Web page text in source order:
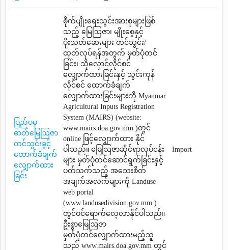
ပြည်ပမှ
ဓာတ်မြေဩဇာ
တင်သွင်းခွင့်
ထောက်ခံချက်
လျှောက်ထား
ခြင်း
စိုက်ပျိုးရေးသွင်းအားစုများဖြစ်
သည့် မြေဩဇာ၊ မျိုးစေ့နှင့်
ပိုးသတ်ဆေးများ တင်သွင်း/
ထုတ်လုပ်ရန်အတွက် မှတ်ပုံတင်
ခြင်း၊ သိုလှောင်လိုင်စင်
လျှောက်ထားခြင်းနှင့် သွင်းကုန်
လိုင်စင် ထောက်ခံချက်‌
လျှောက်ထားခြင်းများကို Myanmar
Agricultural Inputs Registration
System (MAIRS) (website:
www.mairs.doa.gov.mm )တွင်
online ဖြင့်လျှောက်ထား နိုင်
ပါသည်။ မြေဩဇာဆိုင်ရာလုပ်ငန်း
များ မှတ်ပုံတင်ဆောင်ရွက်ခြင်းနှင့်
ပတ်သက်သည့် အသေးစိတ်
အချက်အလက်များကို Landuse
web portal
(www.landusedivision.gov.mm )
တွင်ဝင်ရောက်လေ့လာနိုင်ပါသည်။
ဦးစွာမြေဩဇာ
မှတ်ပုံတင်‌လျှောက်ထားမည့်သူ
သည် www.mairs.doa.gov.mm တွင်
Import